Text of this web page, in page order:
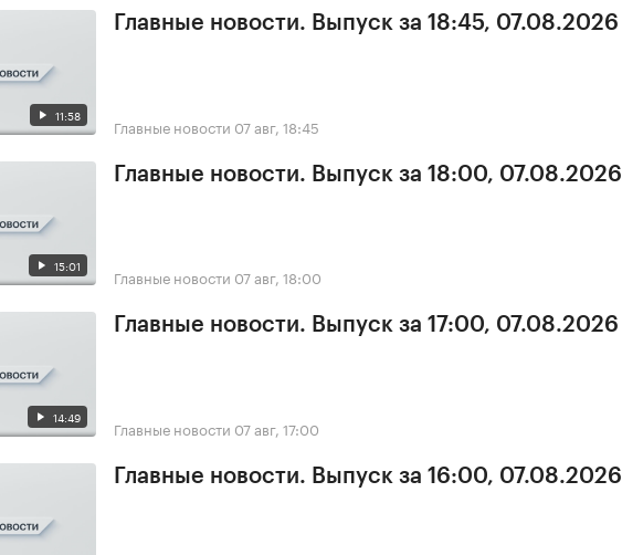
11:58
Главные новости. Выпуск за 18:45, 07.08.2026
Главные новости 07 авг, 18:45
15:01
Главные новости. Выпуск за 18:00, 07.08.2026
Главные новости 07 авг, 18:00
14:49
Главные новости. Выпуск за 17:00, 07.08.2026
Главные новости 07 авг, 17:00
Главные новости. Выпуск за 16:00, 07.08.2026